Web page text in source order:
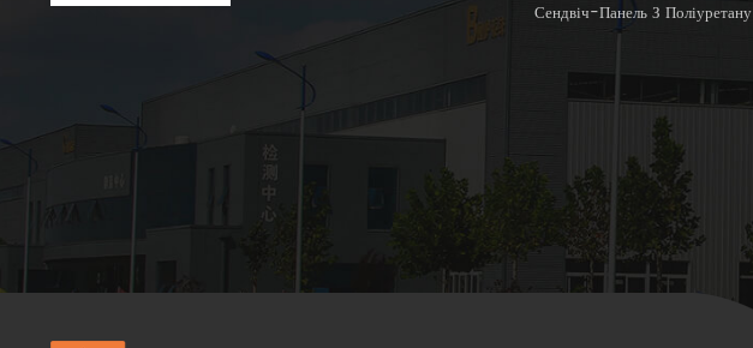
Сендвіч-Панель З Поліуретану